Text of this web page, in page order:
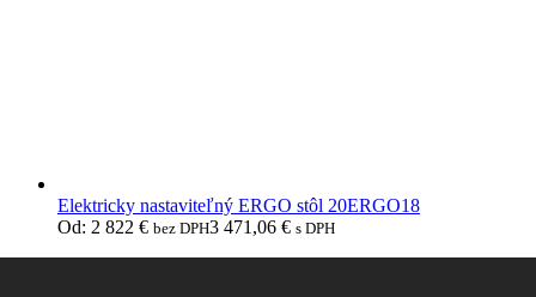
Elektricky nastaviteľný ERGO stôl 20ERGO18
Od: 2 822 € bez DPH3 471,06 € s DPH